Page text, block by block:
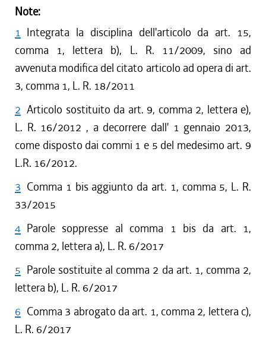
Note:
1 Integrata la disciplina dell'articolo da art. 15,
comma 1, lettera b), L. R. 11/2009, sino ad
avvenuta modifica del citato articolo ad opera di art.
3, comma 1, L. R. 18/2011
2 Articolo sostituito da art. 9, comma 2, lettera e),
L. R. 16/2012 , a decorrere dall' 1 gennaio 2013,
come disposto dai commi 1 e 5 del medesimo art. 9
L.R. 16/2012.
3 Comma 1 bis aggiunto da art. 1, comma 5, L. R.
33/2015
4 Parole soppresse al comma 1 bis da art. 1,
comma 2, lettera a), L. R. 6/2017
5 Parole sostituite al comma 2 da art. 1, comma 2,
lettera b), L. R. 6/2017
6 Comma 3 abrogato da art. 1, comma 2, lettera c),
L. R. 6/2017